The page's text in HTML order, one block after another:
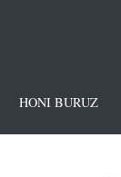
HONI BURUZ